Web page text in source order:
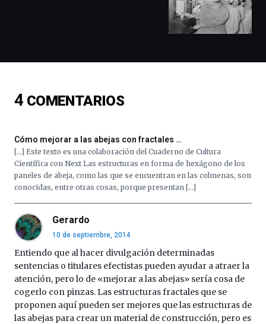
de
16
de
La
organizada
por
la
Cátedra…
4 COMENTARIOS
Cómo mejorar a las abejas con fractales …
[…] Este texto es una colaboración del Cuaderno de Cultura
Científica con Next Las estructuras en forma de hexágono de los
paneles de abeja, como las que se encuentran en las colmenas, son
conocidas, entre otras cosas, porque presentan […]
Gerardo
10 de septiembre, 2014
Entiendo que al hacer divulgación determinadas
sentencias o titulares efectistas pueden ayudar a atraer la
atención, pero lo de «mejorar a las abejas» sería cosa de
cogerlo con pinzas. Las estructuras fractales que se
proponen aquí pueden ser mejores que las estructuras de
las abejas para crear un material de construcción, pero es